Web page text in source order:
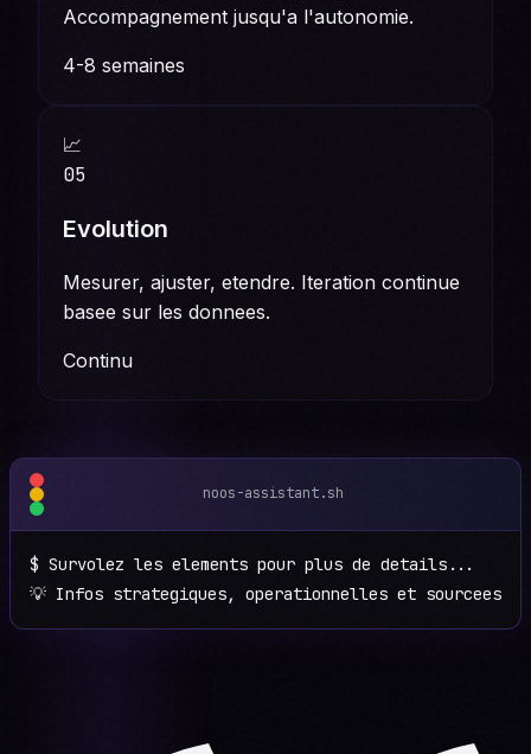
Accompagnement jusqu'a l'autonomie.
4-8 semaines
📈
05
Evolution
Mesurer, ajuster, etendre. Iteration continue
basee sur les donnees.
Continu
noos-assistant.sh
$ Survolez les elements pour plus de details...
💡 Infos strategiques, operationnelles et sourcees